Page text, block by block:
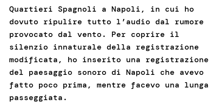
Quartieri Spagnoli a Napoli, in cui ho
dovuto ripulire tutto l’audio dal rumore
provocato dal vento. Per coprire il
silenzio innaturale della registrazione
modificata, ho inserito una registrazione
del paesaggio sonoro di Napoli che avevo
fatto poco prima, mentre facevo una lunga
passeggiata.